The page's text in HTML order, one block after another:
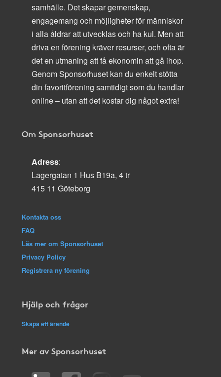
samhälle. Det skapar gemenskap,
engagemang och möjligheter för människor
i alla åldrar att utvecklas och ha kul. Men att
driva en förening kräver resurser, och ofta är
det en utmaning att få ekonomin att gå ihop.
Genom Sponsorhuset kan du enkelt stötta
din favoritförening samtidigt som du handlar
online – utan att det kostar dig något extra!
Om Sponsorhuset
Adress:
Lagergatan 1 Hus B19a, 4 tr
415 11 Göteborg
Kontakta oss
FAQ
Läs mer om Sponsorhuset
Privacy Policy
Registrera ny förening
Hjälp och frågor
Skapa ett ärende
Mer av Sponsorhuset